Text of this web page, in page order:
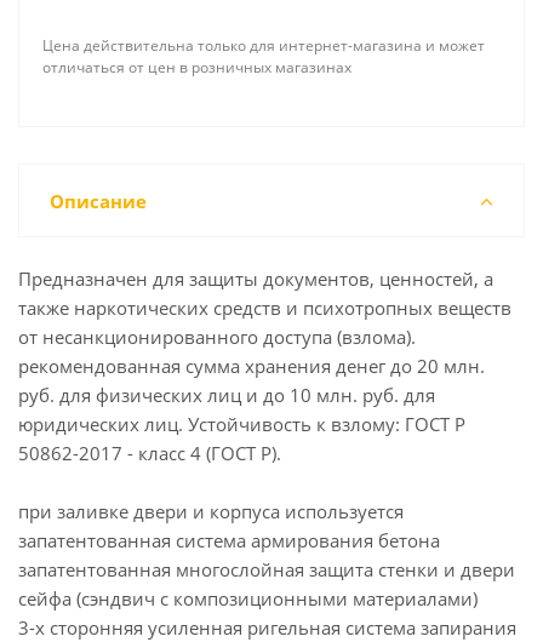
Цена действительна только для интернет-магазина и может
отличаться от цен в розничных магазинах
Описание
Предназначен для защиты документов, ценностей, а
также наркотических средств и психотропных веществ
от несанкционированного доступа (взлома).
рекомендованная сумма хранения денег до 20 млн.
руб. для физических лиц и до 10 млн. руб. для
юридических лиц. Устойчивость к взлому: ГОСТ Р
50862-2017 - класс 4 (ГОСТ Р).
при заливке двери и корпуса используется
запатентованная система армирования бетона
запатентованная многослойная защита стенки и двери
сейфа (сэндвич с композиционными материалами)
3-х сторонняя усиленная ригельная система запирания